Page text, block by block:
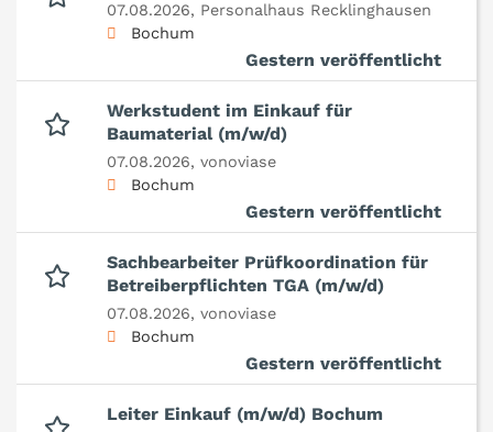
07.08.2026, Personalhaus Recklinghausen
Bochum
Gestern veröffentlicht
Werkstudent im Einkauf für
Baumaterial (m/w/d)
07.08.2026, vonoviase
Bochum
Gestern veröffentlicht
Sachbearbeiter Prüfkoordination für
Betreiberpflichten TGA (m/w/d)
07.08.2026, vonoviase
Bochum
Gestern veröffentlicht
Leiter Einkauf (m/w/d) Bochum